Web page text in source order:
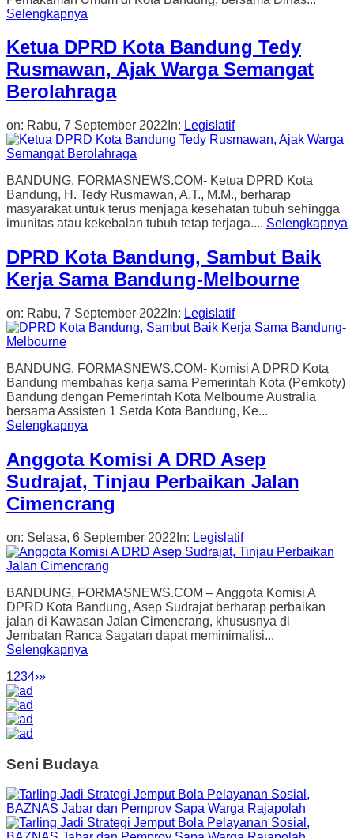
Selengkapnya
Ketua DPRD Kota Bandung Tedy
Rusmawan, Ajak Warga Semangat
Berolahraga
on: Rabu, 7 September 2022 In: Legislatif
BANDUNG, FORMASNEWS.COM- Ketua DPRD Kota
Bandung, H. Tedy Rusmawan, A.T., M.M., berharap
masyarakat untuk terus menjaga kesehatan tubuh sehingga
imunitas atau kekebalan tubuh tetap terjaga.... Selengkapnya
DPRD Kota Bandung, Sambut Baik
Kerja Sama Bandung-Melbourne
on: Rabu, 7 September 2022 In: Legislatif
BANDUNG, FORMASNEWS.COM- Komisi A DPRD Kota
Bandung membahas kerja sama Pemerintah Kota (Pemkoty)
Bandung dengan Pemerintah Kota Melbourne Australia
bersama Assisten 1 Setda Kota Bandung, Ke...
Selengkapnya
Anggota Komisi A DRD Asep
Sudrajat, Tinjau Perbaikan Jalan
Cimencrang
on: Selasa, 6 September 2022 In: Legislatif
BANDUNG, FORMASNEWS.COM – Anggota Komisi A
DPRD Kota Bandung, Asep Sudrajat berharap perbaikan
jalan di Kawasan Jalan Cimencrang, khususnya di
Jembatan Ranca Sagatan dapat meminimalisi...
Selengkapnya
1234›»
Seni Budaya